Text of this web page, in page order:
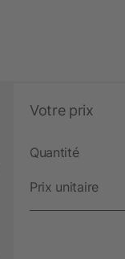
Votre prix
Quantité
Prix unitaire